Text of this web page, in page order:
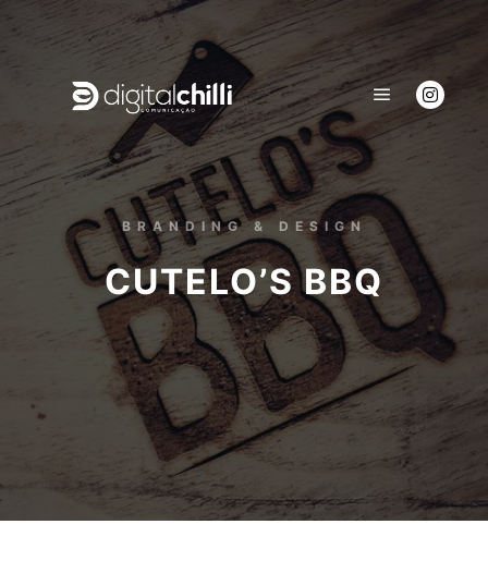
BRANDING & DESIGN
CUTELO’S BBQ